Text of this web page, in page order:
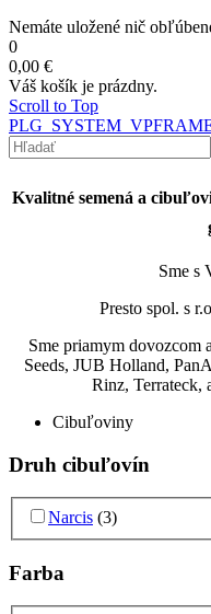
Nemáte uložené nič
0
0,00 €
Váš košík je prázdny.
Scroll to Top
Kvalitné semená a
Sme s
Presto spol. s
Sme priamym dovozcom
Seeds, JUB Holland,
Rinz, Terrateck,
Cibuľoviny
Druh cibuľovín
Narcis (3)
Farba